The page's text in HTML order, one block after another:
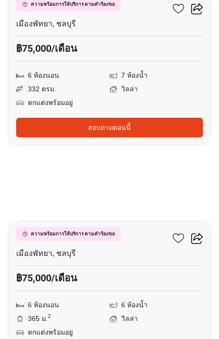
ความพร้อมการให้บริการ ตามคำร้องขอ
วิวพอยท์ วิลเลจ
เมืองพัทยา, ชลบุรี
฿75,000/เดือน
6 ห้องนอน
7 ห้องน้ำ
332 ตรม.
วิลล่า
ตกแต่งพร้อมอยู่
สอบถามตอนนี้
ความพร้อมการให้บริการ ตามคำร้องขอ
วิวพอยท์ วิลเลจ
เมืองพัทยา, ชลบุรี
฿75,000/เดือน
6 ห้องนอน
6 ห้องน้ำ
365 ม.2
วิลล่า
ตกแต่งพร้อมอยู่